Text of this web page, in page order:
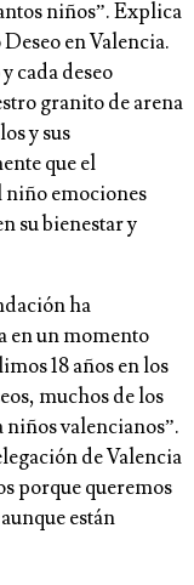
niños”. Explica
en Valencia.
cada deseo
granito de arena
y sus
que el
niño emociones
su bienestar y
ha
en un momento
18 años en los
muchos de los
niños valencianos”.
de Valencia
porque queremos
están